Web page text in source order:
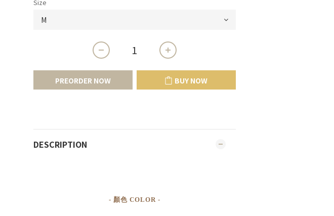
Size
PREORDER NOW BUY NOW
DESCRIPTION
- 顏色 COLOR -